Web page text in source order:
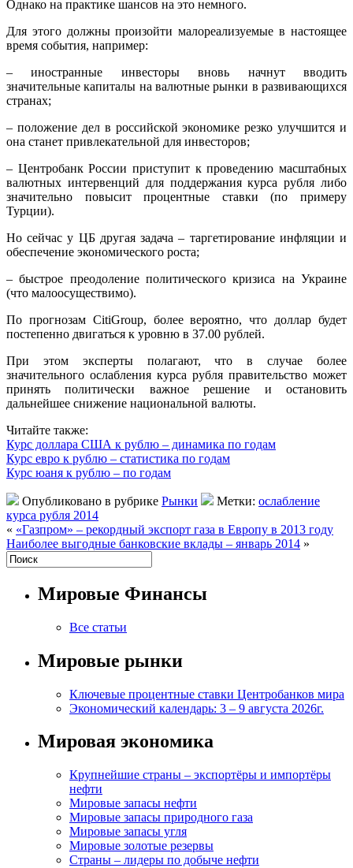
Однако на практике шансов на это немного.
Для этого должны произойти малореализуемые в настоящее
время события, например:
– иностранные инвесторы вновь начнут вводить
значительные капиталы на валютные рынки в развивающихся
странах;
– положение дел в российской экономике резко улучшится и
она станет привлекательной для инвесторов;
– Центробанк России приступит к проведению масштабных
валютных интервенций для поддержания курса рубля либо
значительно повысит процентные ставки (по примеру
Турции).
Но сейчас у ЦБ другая задача – таргетирование инфляции и
обеспечение экономического роста;
– быстрое преодоление политического кризиса на Украине
(что малоосуществимо).
По прогнозам CitiGroup, более вероятно, что доллар будет
постепенно двигаться к уровню в 37.00 рублей.
При этом эксперты полагают, что в случае более
значительного ослабления курса рубля правительство может
принять политически важное решение и остановить
дальнейшее снижение национальной валюты.
Читайте также:
Курс доллара США к рублю – динамика по годам
Курс евро к рублю – статистика по годам
Курс юаня к рублю – по годам
Опубликовано в рубрике Рынки Метки: ослабление
курса рубля 2014
« «Газпром» – рекордный экспорт газа в Европу в 2013 году
Наиболее выгодные банковские вклады – январь 2014 »
Мировые Финансы
Все статьи
Мировые рынки
Ключевые процентные ставки Центробанков мира
Экономический календарь: 3 – 9 августа 2026г.
Мировая экономика
Крупнейшие страны – экспортёры и импортёры
нефти
Мировые запасы нефти
Мировые запасы природного газа
Мировые запасы угля
Мировые золотые резервы
Страны – лидеры по добыче нефти